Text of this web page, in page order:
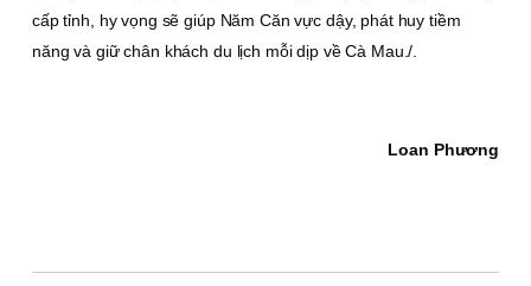
cấp tỉnh, hy vọng sẽ giúp Năm Căn vực dậy, phát huy tiềm
năng và giữ chân khách du lịch mỗi dịp về Cà Mau./.
Loan Phương